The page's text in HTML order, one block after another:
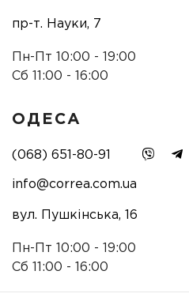
пр-т. Науки, 7
Пн-Пт 10:00 - 19:00
Сб 11:00 - 16:00
ОДЕСА
(068) 651-80-91
info@correa.com.ua
вул. Пушкінська, 16
Пн-Пт 10:00 - 19:00
Сб 11:00 - 16:00